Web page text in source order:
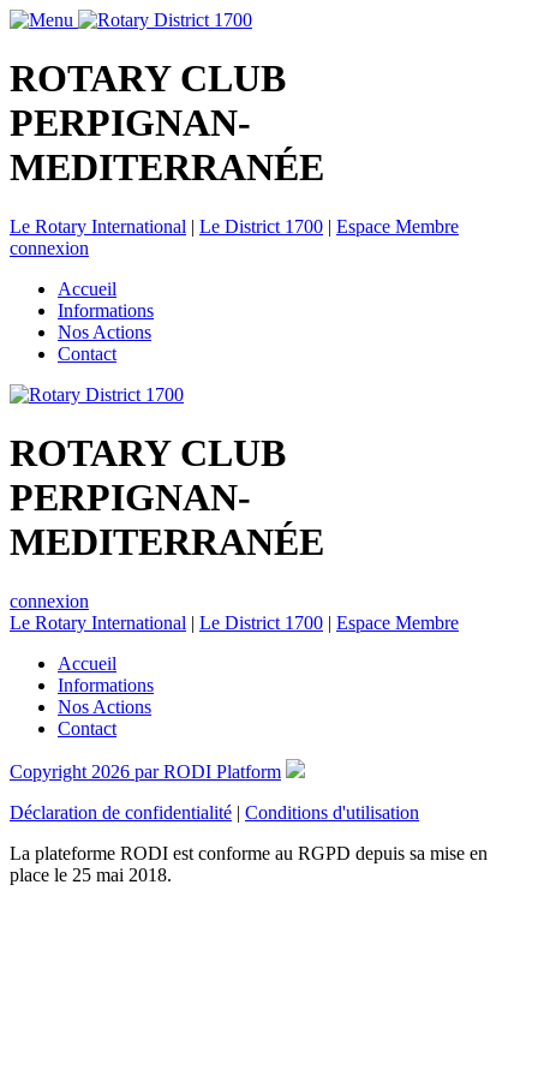
ROTARY CLUB
PERPIGNAN-
MEDITERRANÉE
Le Rotary International | Le District 1700 | Espace Membre
connexion
Accueil
Informations
Nos Actions
Contact
ROTARY CLUB
PERPIGNAN-
MEDITERRANÉE
connexion
Le Rotary International | Le District 1700 | Espace Membre
Accueil
Informations
Nos Actions
Contact
Copyright 2026 par RODI Platform
Déclaration de confidentialité | Conditions d'utilisation
La plateforme RODI est conforme au RGPD depuis sa mise en
place le 25 mai 2018.